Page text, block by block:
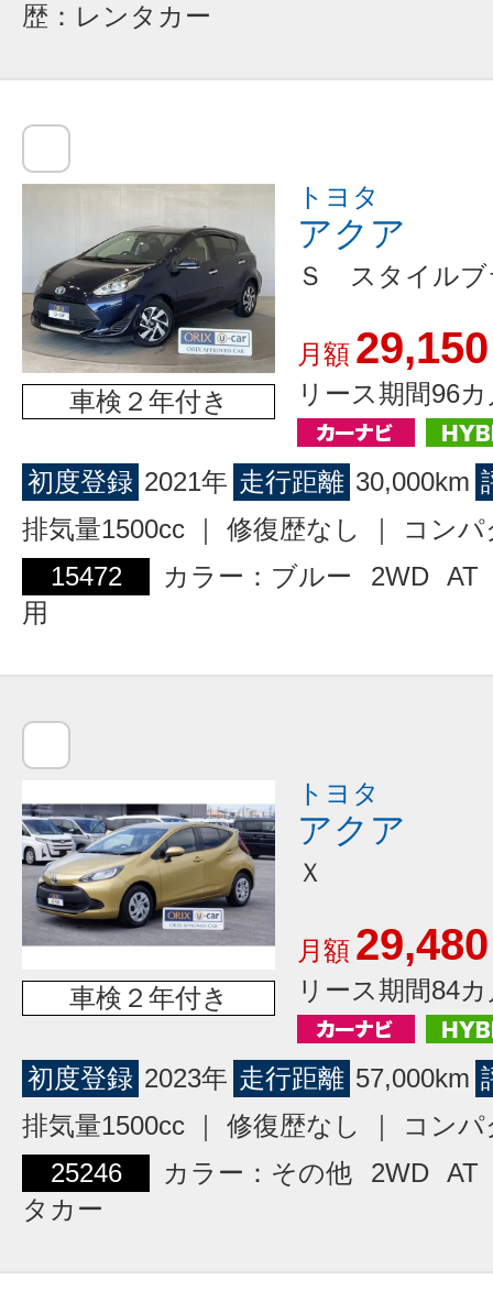
歴：レンタカー
車検２年付き
トヨタ
アクア
Ｓ スタイルブ
月額 29,150
リース期間96
初度登録 2021年 走行距離 30,000km
排気量1500cc ｜ 修復歴なし ｜ コン
15472
カラー：ブルー 2WD AT
用
車検２年付き
トヨタ
アクア
Ｘ
月額 29,480
リース期間84
初度登録 2023年 走行距離 57,000km
排気量1500cc ｜ 修復歴なし ｜ コン
25246
カラー：その他 2WD AT
タカー